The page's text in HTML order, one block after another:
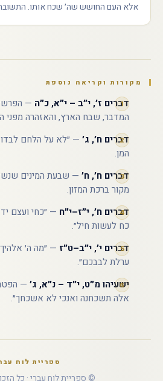
אלא העם החושש שה׳ שכח אותו.
מקורות וקריאה נוספת
דברים ז׳, י״ב – י״א, כ״ה —
המדבר, שבח הארץ, והאזהרה מפני
דברים ח׳, ג׳ — ״לא על הלחם
המן.
דברים ח׳, ח׳ — שבעת המינים
מקור ברכת המזון.
דברים ח׳, י״ז–י״ח — ״כחי ועצם
כח לעשות חיל״.
דברים י׳, י״ב–ט״ז — ״מה ה׳
ערלת לבבכם״.
ישעיהו מ״ט, י״ד – נ״א, ג׳ —
אלה תשכחנה ואנכי לא אשכחך״.
ספריית לוח
© ספריית לוח עברי · כל